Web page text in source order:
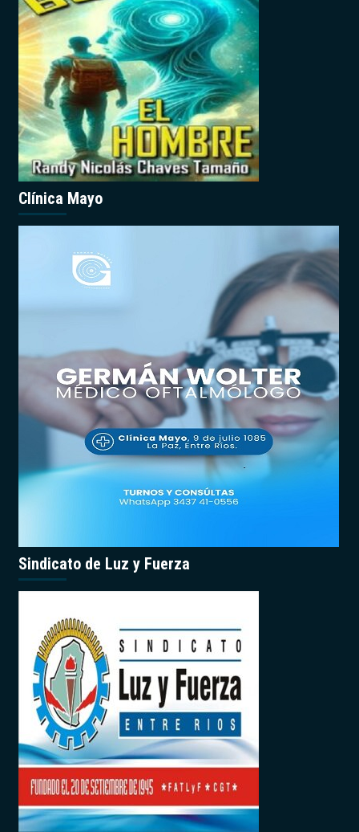
Clínica Mayo
Sindicato de Luz y Fuerza